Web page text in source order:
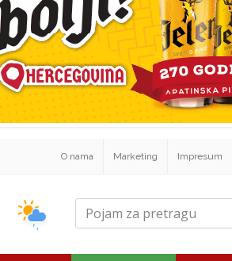
O nama Marketing Impresum